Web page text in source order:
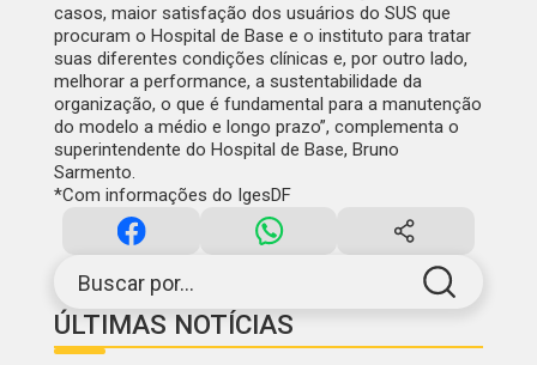
Buscar por...
ÚLTIMAS NOTÍCIAS
casos, maior satisfação dos usuários do SUS que
procuram o Hospital de Base e o instituto para tratar
suas diferentes condições clínicas e, por outro lado,
melhorar a performance, a sustentabilidade da
organização, o que é fundamental para a manutenção
do modelo a médio e longo prazo”, complementa o
superintendente do Hospital de Base, Bruno
Sarmento.
*Com informações do IgesDF